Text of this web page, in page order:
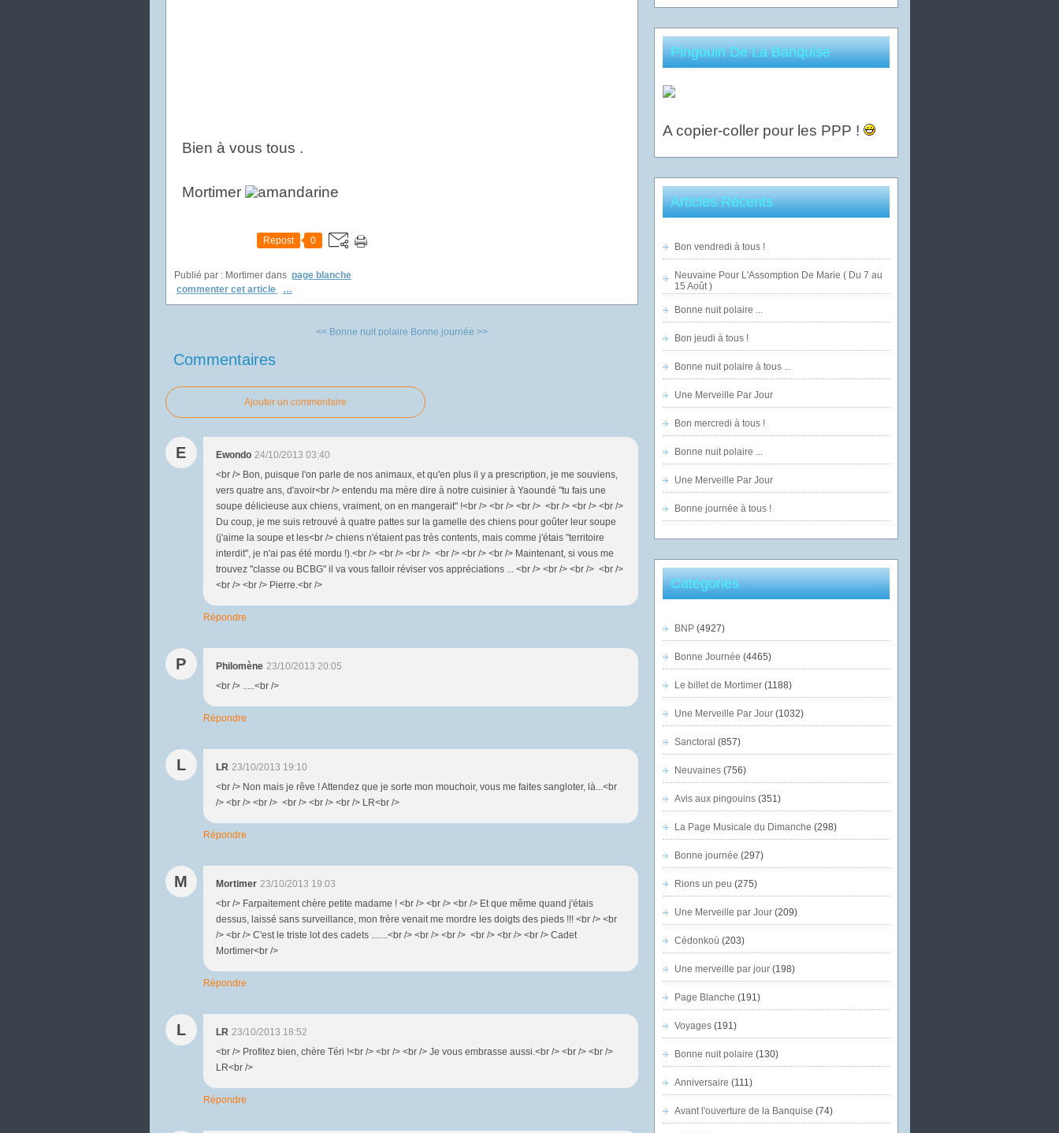
Bien à vous tous .
Mortimer
Repost 0
Publié par : Mortimer dans page blanche
commenter cet article
…
<< Bonne nuit polaire Bonne journée >>
Commentaires
Ajouter un commentaire
E Ewondo 24/10/2013 03:40
<br /> Bon, puisque l'on parle de nos animaux, et qu'en plus il y a prescription, je me souviens,
vers quatre ans, d'avoir<br /> entendu ma mère dire à notre cuisinier à Yaoundé "tu fais une
soupe délicieuse aux chiens, vraiment, on en mangerait" !<br /> <br /> <br /> <br /> <br /> <br />
Du coup, je me suis retrouvé à quatre pattes sur la gamelle des chiens pour goûter leur soupe
(j'aime la soupe et les<br /> chiens n'étaient pas très contents, mais comme j'étais "territoire
interdit", je n'ai pas été mordu !).<br /> <br /> <br /> <br /> <br /> <br /> Maintenant, si vous me
trouvez "classe ou BCBG" il va vous falloir réviser vos appréciations ... <br /> <br /> <br /> <br />
<br /> <br /> Pierre.<br />
Répondre
P Philomène 23/10/2013 20:05
<br /> .....<br />
Répondre
L LR 23/10/2013 19:10
<br /> Non mais je rêve ! Attendez que je sorte mon mouchoir, vous me faites sangloter, là...<br
/> <br /> <br /> <br /> <br /> <br /> LR<br />
Répondre
M Mortimer 23/10/2013 19:03
<br /> Farpaitement chère petite madame ! <br /> <br /> <br /> Et que même quand j'étais
dessus, laissé sans surveillance, mon frère venait me mordre les doigts des pieds !!! <br /> <br
/> <br /> C'est le triste lot des cadets .......<br /> <br /> <br /> <br /> <br /> <br /> Cadet
Mortimer<br />
Répondre
L LR 23/10/2013 18:52
<br /> Profitez bien, chère Téri !<br /> <br /> <br /> Je vous embrasse aussi.<br /> <br /> <br />
LR<br />
Répondre
Pingouin De La Banquise
A copier-coller pour les PPP !
Articles Récents
Bon vendredi à tous !
Neuvaine Pour L'Assomption De Marie ( Du 7 au
15 Août )
Bonne nuit polaire ...
Bon jeudi à tous !
Bonne nuit polaire à tous ...
Une Merveille Par Jour
Bon mercredi à tous !
Bonne nuit polaire ...
Une Merveille Par Jour
Bonne journée à tous !
Catégories
BNP(4927)
Bonne Journée (4465)
Le billet de Mortimer(1188)
Une Merveille Par Jour(1032)
Sanctoral (857)
Neuvaines(756)
Avis aux pingouins(351)
La Page Musicale du Dimanche (298)
Bonne journée (297)
Rions un peu (275)
Une Merveille par Jour(209)
Cédonkoù (203)
Une merveille par jour(198)
Page Blanche (191)
Voyages(191)
Bonne nuit polaire (130)
Anniversaire (111)
Avant l'ouverture de la Banquise (74)